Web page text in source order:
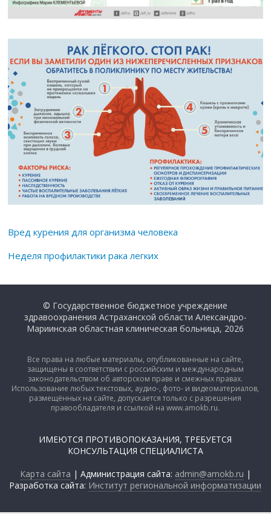
Вред курения для организма человека
Неделя профилактики рака легких
© Государственное бюджетное учреждение
здравоохранения Астраханской области Александро-
Мариинская областная клиническая больница, 2026
Все права на любые материалы, опубликованные на сайте,
защищены в соответствии с российским и международным
законодательством об авторском праве и смежных правах.
Использование любых текстовых, аудио-, фото- и видеоматериалов,
размещённых на сайте, допускается только с разрешения
правообладателя и ссылкой на www.amokb.ru.
ИМЕЮТСЯ ПРОТИВОПОКАЗАНИЯ, ТРЕБУЕТСЯ
КОНСУЛЬТАЦИЯ СПЕЦИАЛИСТА
Карта сайта | Администрация сайта: admin@amokb.ru |
Разработка сайта: Институт региональной информатизации